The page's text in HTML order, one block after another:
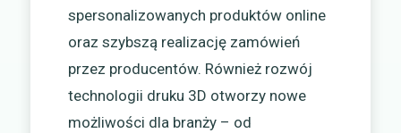
spersonalizowanych produktów online
oraz szybszą realizację zamówień
przez producentów. Również rozwój
technologii druku 3D otworzy nowe
możliwości dla branży – od